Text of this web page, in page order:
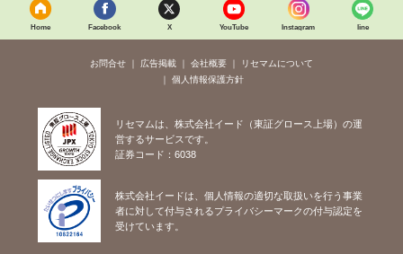
Home Facebook X YouTube Instagram line
お問合せ 広告掲載 会社概要
リセマムについて
個人情報保護方針
リセマムは、株式会社イード（東証グロース上場）の運
営するサービスです。
証券コード：6038
株式会社イードは、個人情報の適切な取扱いを行う事業
者に対して付与されるプライバシーマークの付与認定を
受けています。